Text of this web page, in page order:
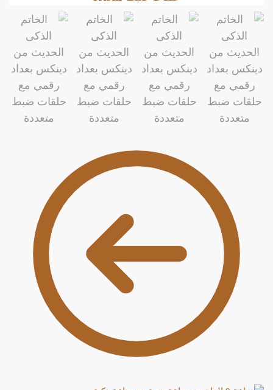
أجهزة المطبخ
أجهزة المطبخ
أجهزة كهربائية
أجهزة كهربائية